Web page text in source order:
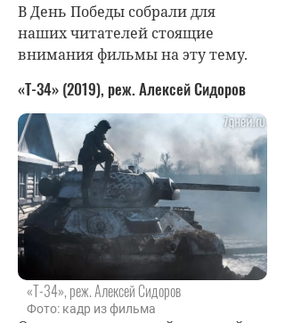
В День Победы собрали для
наших читателей стоящие
внимания фильмы на эту тему.
«Т-34» (2019), реж. Алексей Сидоров
«Т-34», реж. Алексей Сидоров
Фото: кадр из фильма